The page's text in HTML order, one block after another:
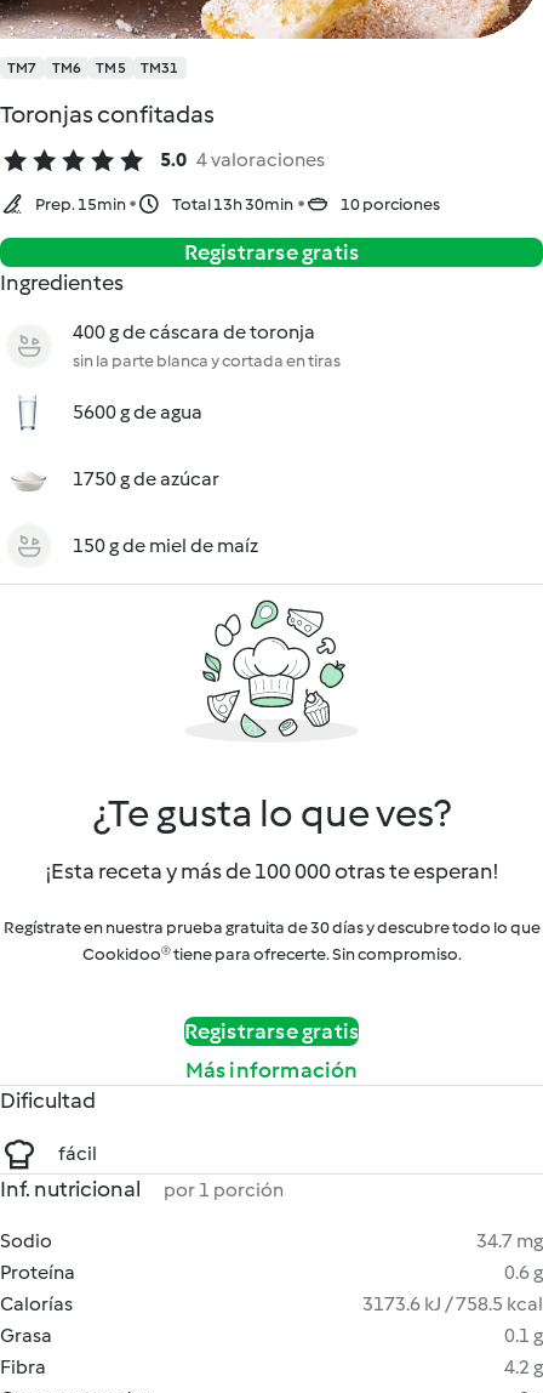
TM7 TM6 TM5 TM31
Toronjas confitadas
5.0 4 valoraciones
Prep. 15min Total 13h 30min 10 porciones
Registrarse gratis
Ingredientes
400 g de cáscara de toronja
sin la parte blanca y cortada en tiras
5600 g de agua
1750 g de azúcar
150 g de miel de maíz
¿Te gusta lo que ves?
¡Esta receta y más de 100 000 otras te esperan!
Regístrate en nuestra prueba gratuita de 30 días y descubre todo lo que
Cookidoo® tiene para ofrecerte. Sin compromiso.
Registrarse gratis
Más información
Dificultad
fácil
Inf. nutricional por 1 porción
Sodio
34.7 mg
Proteína
0.6 g
Calorías
3173.6 kJ / 758.5 kcal
Grasa
0.1 g
Fibra
4.2 g